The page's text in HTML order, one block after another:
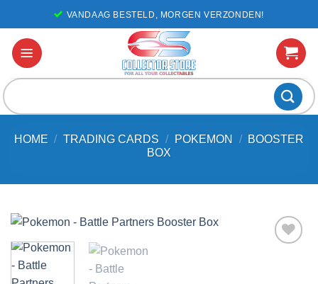
naar
inhoud
VANDAAG BESTELD, MORGEN VERZONDEN!
HOME / TRADING CARDS / POKEMON /
BOOSTER
BOX